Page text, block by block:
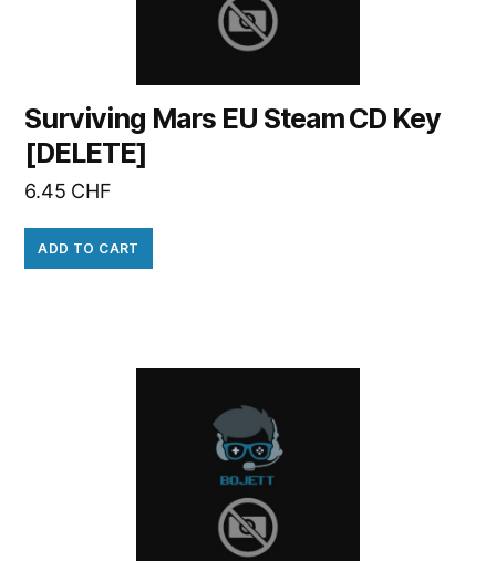
Surviving Mars EU Steam CD Key
[DELETE]
6.45 CHF
ADD TO CART